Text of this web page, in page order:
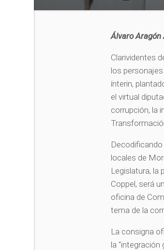
Álvaro Aragón
Clarividentes
los
ínterin,
el virtual
corrupción, la
locales de
Legislatura, la
Coppel, será
oficina de
tema de la
La consigna
la